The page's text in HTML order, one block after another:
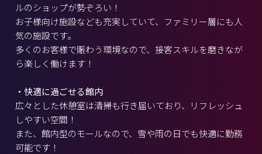
ルのショップが勢ぞろい！
お子様向け施設なども充実していて、ファミリー層にも人
気の施設です。
多くのお客様で賑わう環境なので、接客スキルを磨きなが
ら楽しく働けます！
・快適に過ごせる館内
広々とした休憩室は清掃も行き届いており、リフレッシュ
しやすい空間！
また、館内型のモールなので、雪や雨の日でも快適に勤務
可能です！